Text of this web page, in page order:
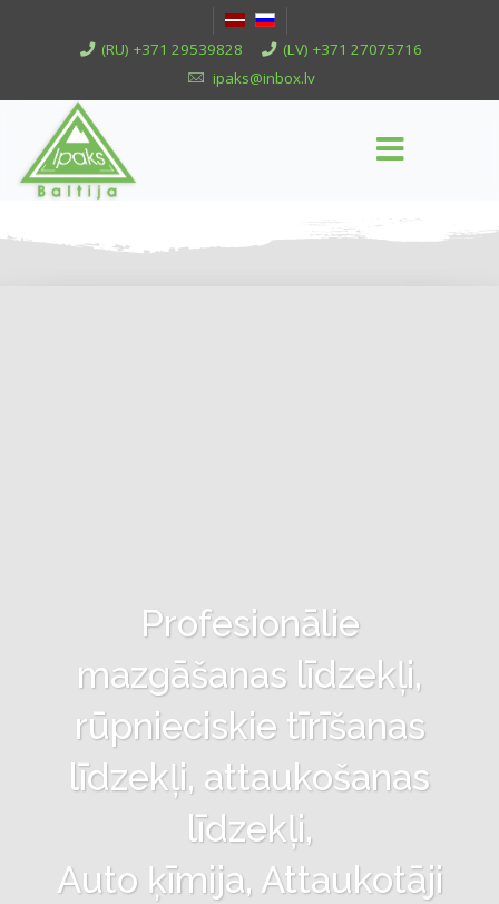
(RU) +371 29539828
(LV) +371 27075716
ipaks@inbox.lv
Profesionālie
mazgāšanas līdzekļi,
rūpnieciskie tīrīšanas
līdzekļi, attaukošanas
līdzekļi,
Auto ķīmija, Attaukotāji